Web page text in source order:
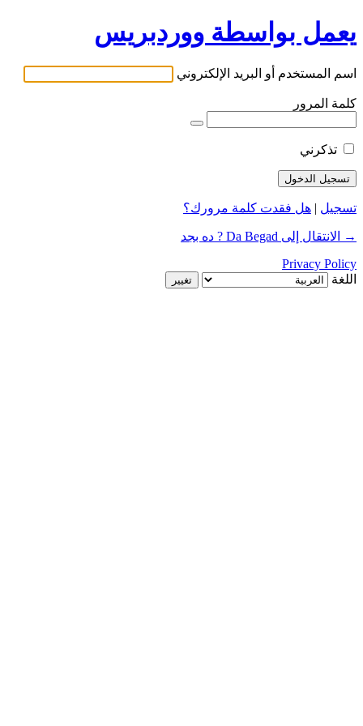
يعمل بواسطة ووردبريس
اسم المستخدم أو البريد الإلكتروني
كلمة المرور
تذكرني
تسجيل | هل فقدت كلمة مرورك؟
→ الانتقال إلى Da Begad ? ده بجد
Privacy Policy
اللغة